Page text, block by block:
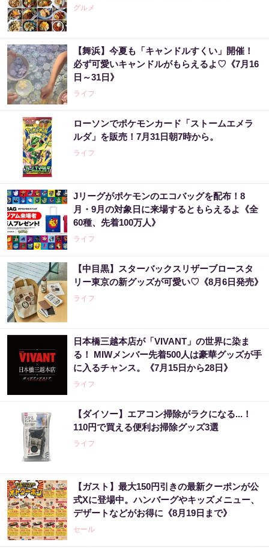
グルメ
【舞浜】今夏も「キャンドルすくい」開催！
必ず可愛いキャンドルがもらえるよ♡《7月16
日～31日》
ライフ
ローソンでポケモンカード「ストームエメラ
ルダ」を販売！7月31日朝7時から。
ライフ
Jリーグがポケモンのエコバッグを配布！8
月・9月の対象日に来場するともらえるよ《全
60種、先着100万人》
ライフ
【中目黒】スターバックスリザーブロースタ
リー東京の新グッズが可愛い♡《8月6日発売》
ライフ
日本橋三越本店が「VIVANT」の世界に染ま
る！ MIWメンバー先着500人は豪華グッズが手
に入るチャンス。《7月15日から28日》
ライフ
【ダイソー】エアコン掃除がラクになる...！
110円で買える便利お掃除グッズ3選
ライフ
【ガスト】最大150円引きの最新クーポンが公
式Xに登場中。ハンバーグやキッズメニュー、
デザートなどがお得に《8月19日まで》
セール